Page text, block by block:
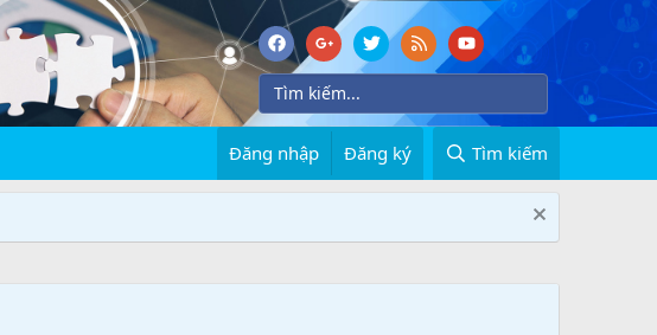
Đăng nhập Đăng ký Tìm kiếm